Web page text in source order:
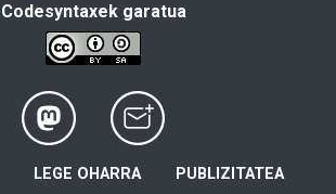
Codesyntaxek garatua
LEGE OHARRA PUBLIZITATEA